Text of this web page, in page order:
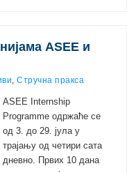
ASEE и
,Стручна пракса
ASEE Internship
Programme одржаће се
од 3. до 29. јула у
трајању од четири сата
дневно. Првих 10 дана